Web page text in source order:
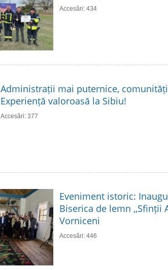
Accesări: 434
Administrații mai puternice,
Experiență valoroasă la Sibiu!
Accesări: 377
Eveniment istoric:
Biserica de lemn ,,Sfinții
Vorniceni
Accesări: 446